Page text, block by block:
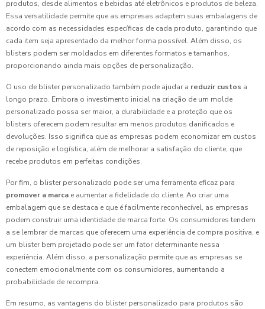
produtos, desde alimentos e bebidas até eletrônicos e produtos de beleza.
Essa versatilidade permite que as empresas adaptem suas embalagens de
acordo com as necessidades específicas de cada produto, garantindo que
cada item seja apresentado da melhor forma possível. Além disso, os
blisters podem ser moldados em diferentes formatos e tamanhos,
proporcionando ainda mais opções de personalização.
O uso de blister personalizado também pode ajudar a reduzir custos a
longo prazo. Embora o investimento inicial na criação de um molde
personalizado possa ser maior, a durabilidade e a proteção que os
blisters oferecem podem resultar em menos produtos danificados e
devoluções. Isso significa que as empresas podem economizar em custos
de reposição e logística, além de melhorar a satisfação do cliente, que
recebe produtos em perfeitas condições.
Por fim, o blister personalizado pode ser uma ferramenta eficaz para
promover a marca e aumentar a fidelidade do cliente. Ao criar uma
embalagem que se destaca e que é facilmente reconhecível, as empresas
podem construir uma identidade de marca forte. Os consumidores tendem
a se lembrar de marcas que oferecem uma experiência de compra positiva, e
um blister bem projetado pode ser um fator determinante nessa
experiência. Além disso, a personalização permite que as empresas se
conectem emocionalmente com os consumidores, aumentando a
probabilidade de recompra.
Em resumo, as vantagens do blister personalizado para produtos são